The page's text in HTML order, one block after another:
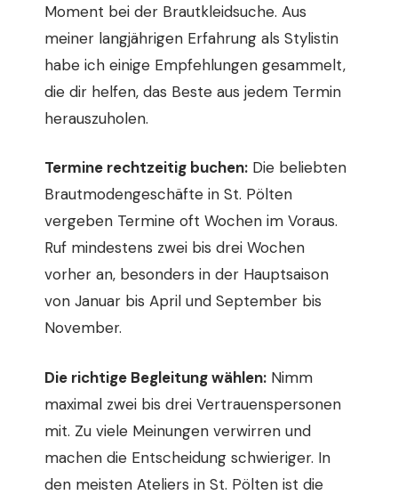
Moment bei der Brautkleidsuche. Aus
meiner langjährigen Erfahrung als Stylistin
habe ich einige Empfehlungen gesammelt,
die dir helfen, das Beste aus jedem Termin
herauszuholen.
Termine rechtzeitig buchen: Die beliebten
Brautmodengeschäfte in St. Pölten
vergeben Termine oft Wochen im Voraus.
Ruf mindestens zwei bis drei Wochen
vorher an, besonders in der Hauptsaison
von Januar bis April und September bis
November.
Die richtige Begleitung wählen: Nimm
maximal zwei bis drei Vertrauenspersonen
mit. Zu viele Meinungen verwirren und
machen die Entscheidung schwieriger. In
den meisten Ateliers in St. Pölten ist die